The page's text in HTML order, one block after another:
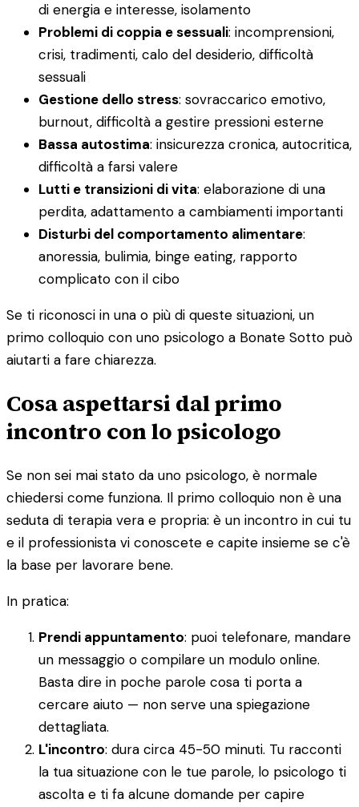
di energia e interesse, isolamento
Problemi di coppia e sessuali: incomprensioni,
crisi, tradimenti, calo del desiderio, difficoltà
sessuali
Gestione dello stress: sovraccarico emotivo,
burnout, difficoltà a gestire pressioni esterne
Bassa autostima: insicurezza cronica, autocritica,
difficoltà a farsi valere
Lutti e transizioni di vita: elaborazione di una
perdita, adattamento a cambiamenti importanti
Disturbi del comportamento alimentare:
anoressia, bulimia, binge eating, rapporto
complicato con il cibo
Se ti riconosci in una o più di queste situazioni, un
primo colloquio con uno psicologo a Bonate Sotto può
aiutarti a fare chiarezza.
Cosa aspettarsi dal primo
incontro con lo psicologo
Se non sei mai stato da uno psicologo, è normale
chiedersi come funziona. Il primo colloquio non è una
seduta di terapia vera e propria: è un incontro in cui tu
e il professionista vi conoscete e capite insieme se c'è
la base per lavorare bene.
In pratica:
Prendi appuntamento: puoi telefonare, mandare
un messaggio o compilare un modulo online.
Basta dire in poche parole cosa ti porta a
cercare aiuto — non serve una spiegazione
dettagliata.
L'incontro: dura circa 45-50 minuti. Tu racconti
la tua situazione con le tue parole, lo psicologo ti
ascolta e ti fa alcune domande per capire